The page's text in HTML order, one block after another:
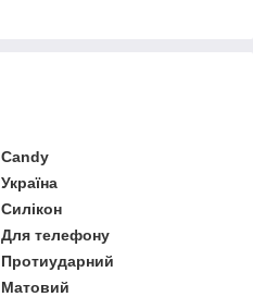
Candy
Україна
Силікон
Для телефону
Протиударний
Матовий